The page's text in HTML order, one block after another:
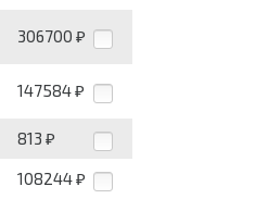
306700 ₽
147584 ₽
813 ₽
108244 ₽